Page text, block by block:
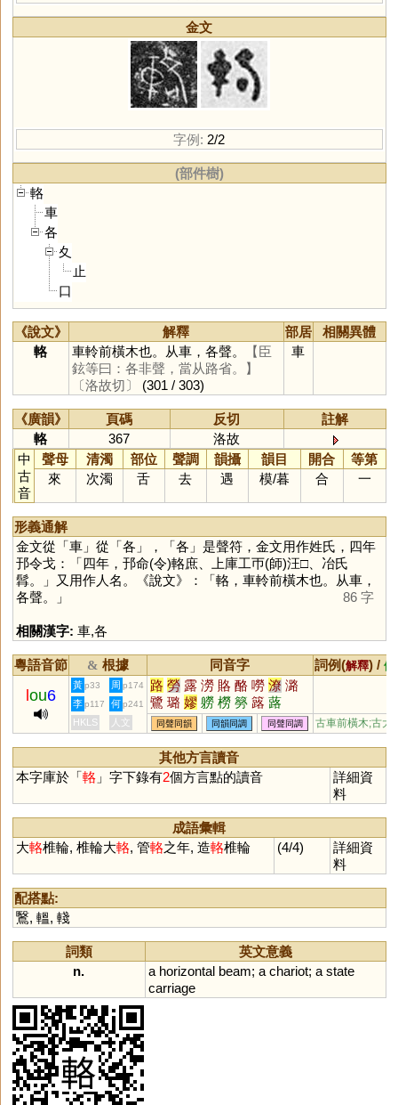
金文
字例: 2/2
(部件樹)
輅
車
各
夊
止
口
《說文》 解釋 部居
相關異體
輅
車軨前橫木也。从車，各聲。
【臣
鉉等曰：各非聲，當从路省。】
〔洛故切〕
(301 / 303)
車
《廣韻》 頁碼 反切
註解
輅
367
洛故
中
古
音
聲母 清濁 部位 聲調 韻攝 韻目 開合
等第
來
次濁 舌 去 遇 模/暮 合 一
形義通解
金文從「車」從「各 」，「各 」是聲符，金文用作姓氏，四年
邘令戈：「四年，邘命(令)輅庶、上庫工帀(師)汪□、冶氏
髥。」又用作人名。《說文》：「輅，車軨前橫木也。从車，
各聲。」
86 字
相關漢字: 車,各
粵語音節 & 根據 同音字 詞例(解釋) / 備
ou6
黃 p33 周 p174 路 勞 露 澇 賂 酪 嘮 潦 潞
鷺 璐 嫪 軂 橯 簩 簬 蕗
李 p117 何 p241
HKLS 人文 同聲同韻 同韻同調 同聲同調 古車前橫木;古大
其他方言讀音
本字庫於「輅」字下錄有2個方言點的讀音
詳細資
料
成語彙輯
大輅椎輪, 椎輪大輅, 管輅之年, 造輅椎輪 (4/4)
詳細資
料
配搭點:
鷖, 轀, 輚
詞類
英文意義
n.
a horizontal beam; a chariot; a state
carriage